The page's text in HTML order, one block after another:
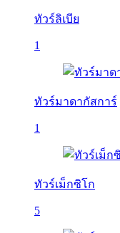
ทัวร์ลิเบีย
1
ทัวร์มาดากัสการ์
1
ทัวร์เม็กซิโก
5